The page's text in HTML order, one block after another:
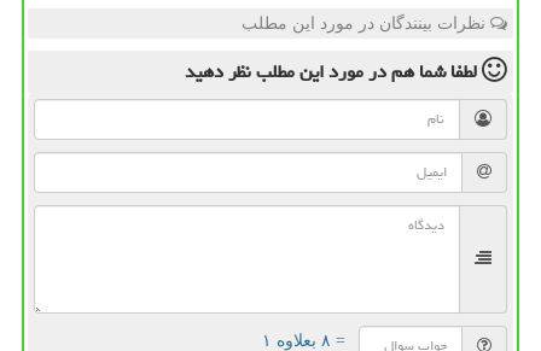
نظرات بینندگان در مورد این مطلب
لطفا شما همدر مورد این مطلبنظر دهید
= ۸ بعلاوه ۱